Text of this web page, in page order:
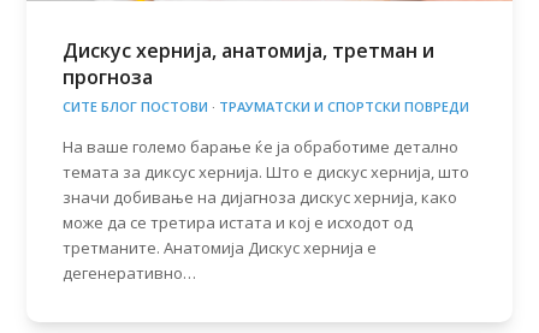
Дискус хернија, анатомија, третман и
прогноза
СИТЕ БЛОГ ПОСТОВИ · ТРАУМАТСКИ И СПОРТСКИ ПОВРЕДИ
На ваше големо барање ќе ја обработиме детално
темата за диксус хернија. Што е дискус хернија, што
значи добивање на дијагноза дискус хернија, како
може да се третира истата и кој е исходот од
третманите. Анатомија Дискус хернија е
дегенеративно…